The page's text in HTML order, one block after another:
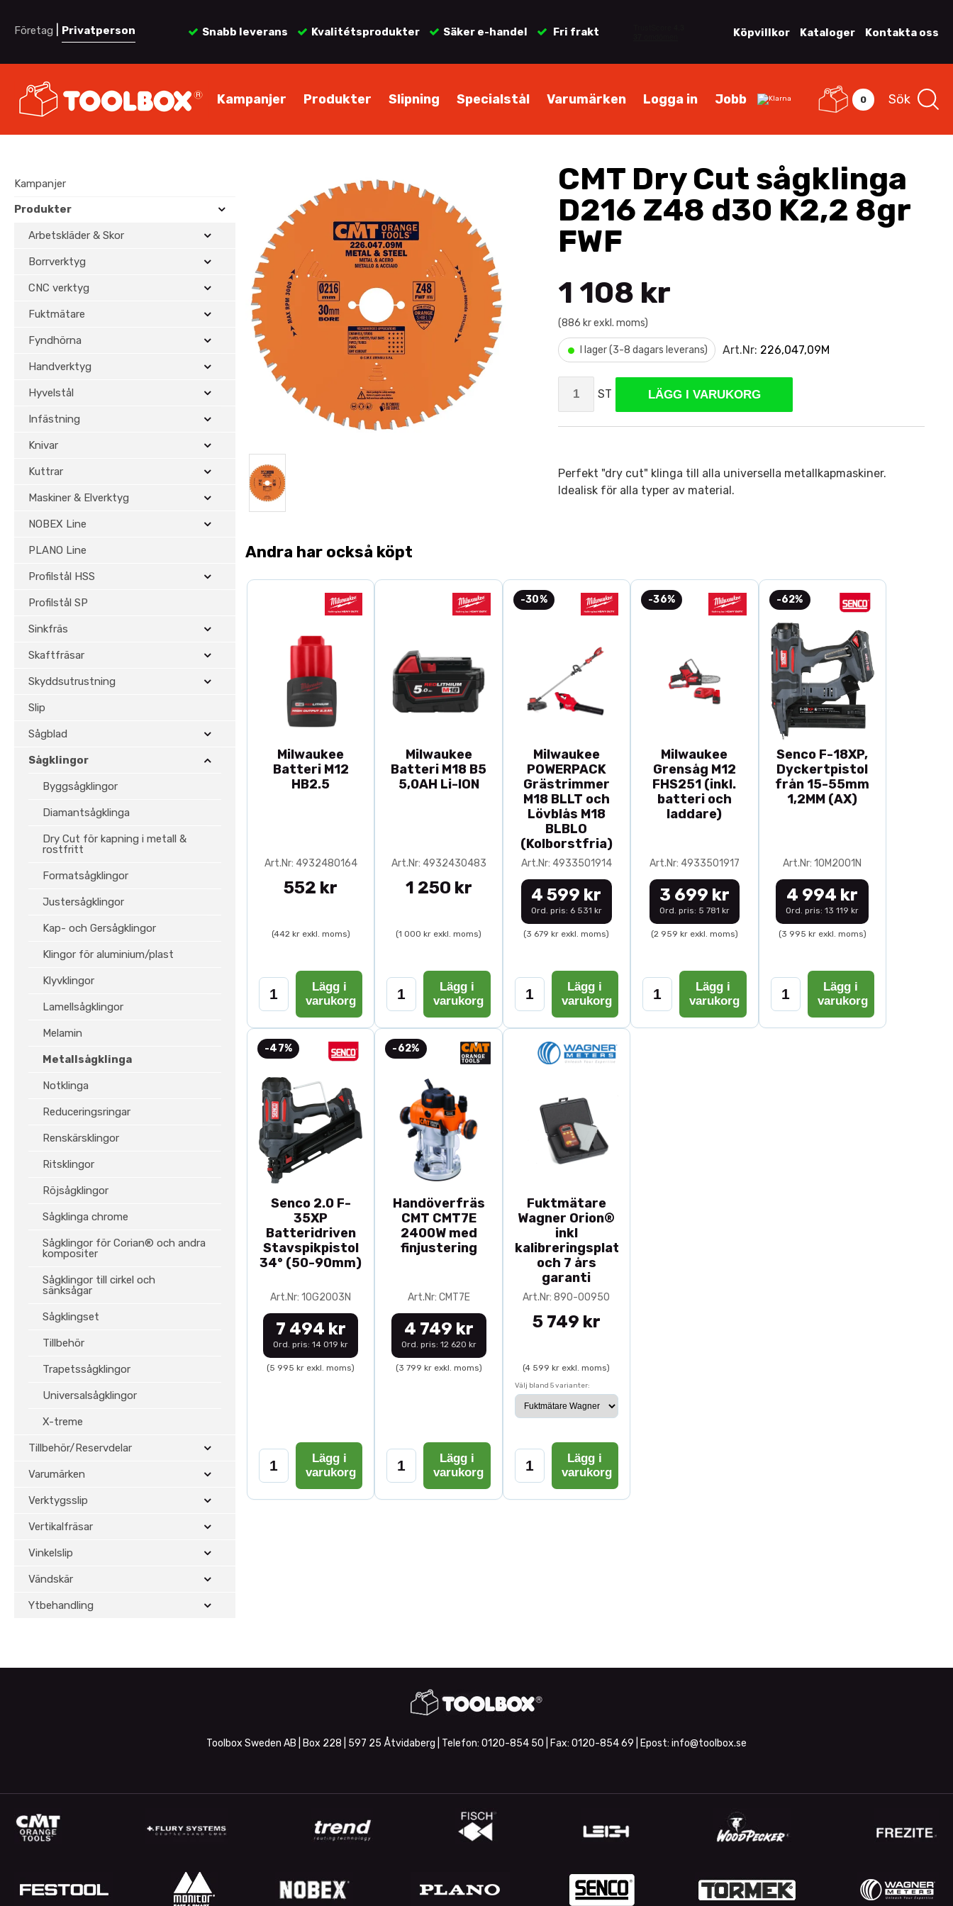
Företag Privatperson Snabb leverans Kvalitétsprodukter Säker e-handel Fri frakt Köpvillkor Kataloger Kontakta oss
Kampanjer Produkter Slipning Specialstål Varumärken Logga in Jobb 0 Sök
Kampanjer
Produkter
Arbetskläder & Skor
Borrverktyg
CNC verktyg
Fuktmätare
Fyndhörna
Handverktyg
Hyvelstål
Infästning
Knivar
Kuttrar
Maskiner & Elverktyg
NOBEX Line
PLANO Line
Profilstål HSS
Profilstål SP
Sinkfräs
Skaftfräsar
Skyddsutrustning
Slip
Sågblad
Sågklingor
Byggsågklingor
Diamantsågklinga
Dry Cut för kapning i metall &
rostfritt
Formatsågklingor
Justersågklingor
Kap- och Gersågklingor
Klingor för aluminium/plast
Klyvklingor
Lamellsågklingor
Melamin
Metallsågklinga
Notklinga
Reduceringsringar
Renskärsklingor
Ritsklingor
Röjsågklingor
Sågklinga chrome
Sågklingor för Corian® och andra
kompositer
Sågklingor till cirkel och
sänksågar
Sågklingset
Tillbehör
Trapetssågklingor
Universalsågklingor
X-treme
Tillbehör/Reservdelar
Varumärken
Verktygsslip
Vertikalfräsar
Vinkelslip
Vändskär
Ytbehandling
CMT Dry Cut sågklinga
D216 Z48 d30 K2,2 8gr
FWF
1 108 kr
(886 kr exkl. moms)
• I lager (3-8 dagars leverans) Art.Nr: 226,047,09M
ST LÄGG I VARUKORG
Perfekt "dry cut" klinga till alla universella metallkapmaskiner.
Idealisk för alla typer av material.
Andra har också köpt
Milwaukee
Batteri M12
HB2.5
Art.Nr: 4932480164
552 kr
(442 kr exkl. moms)
Lägg i
varukorg
Milwaukee
Batteri M18 B5
5,0AH Li-ION
Art.Nr: 4932430483
1 250 kr
(1 000 kr exkl. moms)
Lägg i
varukorg
-30%
Milwaukee
POWERPACK
Grästrimmer
M18 BLLT och
Lövblås M18
BLBLO
(Kolborstfria)
Art.Nr: 4933501914
4 599 kr
Ord. pris: 6 531 kr
(3 679 kr exkl. moms)
Lägg i
varukorg
-36%
Milwaukee
Grensåg M12
FHS251 (inkl.
batteri och
laddare)
Art.Nr: 4933501917
3 699 kr
Ord. pris: 5 781 kr
(2 959 kr exkl. moms)
Lägg i
varukorg
-62%
Senco F-18XP,
Dyckertpistol
från 15-55mm
1,2MM (AX)
Art.Nr: 10M2001N
4 994 kr
Ord. pris: 13 119 kr
(3 995 kr exkl. moms)
Lägg i
varukorg
-47%
Senco 2.0 F-
35XP
Batteridriven
Stavspikpistol
34° (50-90mm)
Art.Nr: 10G2003N
7 494 kr
Ord. pris: 14 019 kr
(5 995 kr exkl. moms)
Lägg i
varukorg
-62%
Handöverfräs
CMT CMT7E
2400W med
finjustering
Art.Nr: CMT7E
4 749 kr
Ord. pris: 12 620 kr
(3 799 kr exkl. moms)
Lägg i
varukorg
Fuktmätare
Wagner Orion®
inkl
kalibreringsplatta
och 7 års
garanti
Art.Nr: 890-00950
5 749 kr
(4 599 kr exkl. moms)
Välj bland 5 varianter:
Lägg i
varukorg
Toolbox Sweden AB | Box 228 | 597 25 Åtvidaberg | Telefon: 0120-854 50 | Fax: 0120-854 69 | Epost: info@toolbox.se